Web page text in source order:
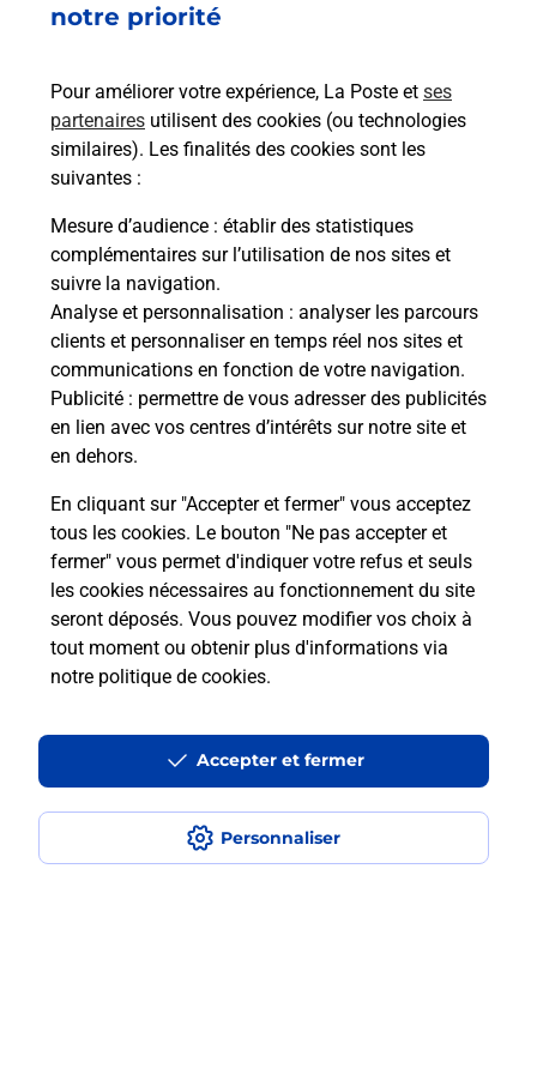
notre priorité
Pour améliorer votre expérience, La Poste et ses
partenaires utilisent des cookies (ou technologies
similaires). Les finalités des cookies sont les
suivantes :
Mesure d’audience : établir des statistiques
complémentaires sur l’utilisation de nos sites et
suivre la navigation.
Analyse et personnalisation : analyser les parcours
clients et personnaliser en temps réel nos sites et
communications en fonction de votre navigation.
Publicité : permettre de vous adresser des publicités
en lien avec vos centres d’intérêts sur notre site et
en dehors.
En cliquant sur "Accepter et fermer" vous acceptez
tous les cookies. Le bouton "Ne pas accepter et
fermer" vous permet d'indiquer votre refus et seuls
les cookies nécessaires au fonctionnement du site
seront déposés. Vous pouvez modifier vos choix à
tout moment ou obtenir plus d'informations via
notre politique de cookies.
Personnaliser
Accepter et fermer
Acheter un iPhone neuf ou reconditionné
Vous recherchez un smartphone pas cher proche
de chez vous ? Découvrez notre offre de
téléphones iPhone Apple dans vos bureaux de
Poste à BOUSSAC (23600) !
En savoir plus
Questions fréquemment posées
Comment retourner un colis acheté
en ligne depuis votre boîte aux lettres
Comment envoyer un colis ou faire un
retour chez un e-commerçant sans se
déplacer ?
Envoyer un petit colis au meilleur